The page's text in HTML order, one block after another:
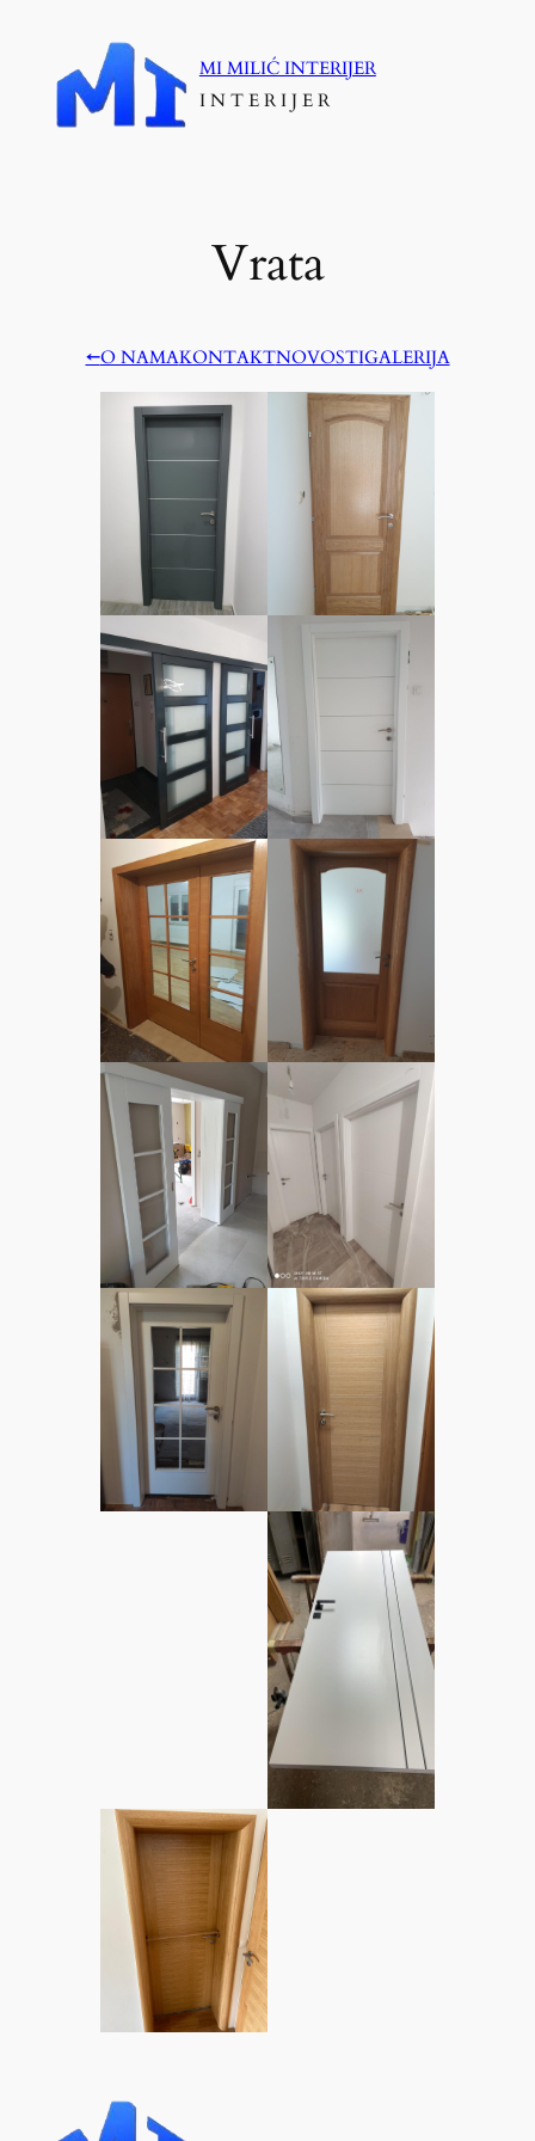
sadržaja
MI MILIĆ INTERIJER
I N T E R I J E R
Vrata
←O NAMAKONTAKTNOVOSTIGALERIJA